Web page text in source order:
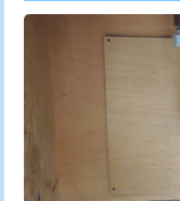
給水管工事※（ライ
管・ポリ管・HT管使
排水管工事（土の掘
排水管工事（排水管
追加トーラー機使用
止水・漏水調査・防
理・調整・分解・加